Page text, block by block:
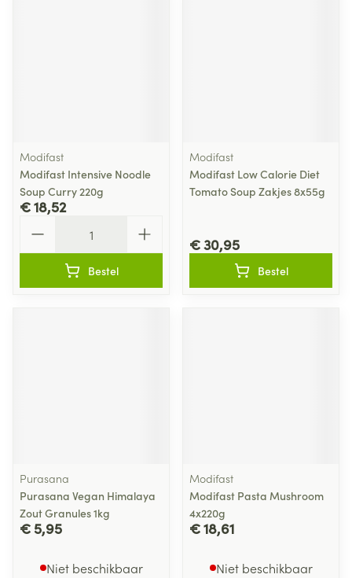
Modifast
Modifast Intensive Noodle
Soup Curry 220g
€ 18,52
Bestel
Modifast
Modifast Low Calorie Diet
Tomato Soup Zakjes 8x55g
€ 30,95
Bestel
Purasana
Purasana Vegan Himalaya
Zout Granules 1kg
€ 5,95
Niet beschikbaar
Modifast
Modifast Pasta Mushroom
4x220g
€ 18,61
Niet beschikbaar